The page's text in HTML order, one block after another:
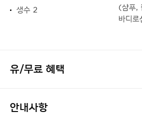
생수 2
(샴푸,
바디로
유/무료 혜택
안내사항